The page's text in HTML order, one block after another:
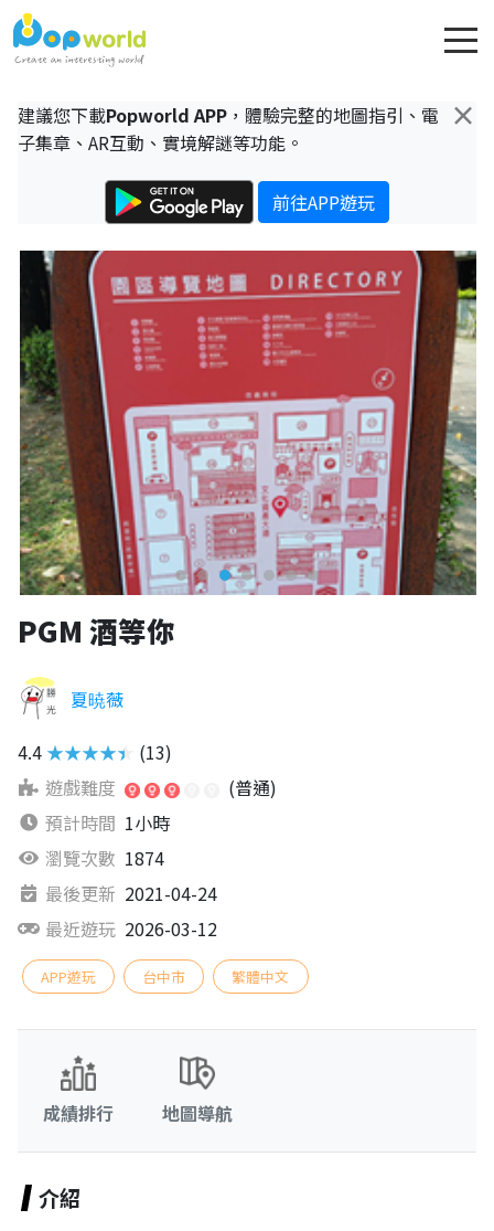
×
建議您下載Popworld APP ，體驗完整的地圖指引、電
子集章、AR互動、實境解謎等功能。
前往APP遊玩
PGM 酒等你
夏暁薇
4.4 ★★★★★ (13)
遊戲難度
(普通)
預計時間 1小時
瀏覽次數 1874
最後更新 2021-04-24
最近遊玩 2026-03-12
APP遊玩 台中市 繁體中文
成績排行 地圖導航
介紹